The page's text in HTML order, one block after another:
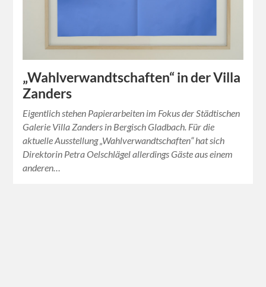
„Wahlverwandtschaften“ in der Villa
Zanders
Eigentlich stehen Papierarbeiten im Fokus der Städtischen
Galerie Villa Zanders in Bergisch Gladbach. Für die
aktuelle Ausstellung „Wahlverwandtschaften“ hat sich
Direktorin Petra Oelschlägel allerdings Gäste aus einem
anderen…